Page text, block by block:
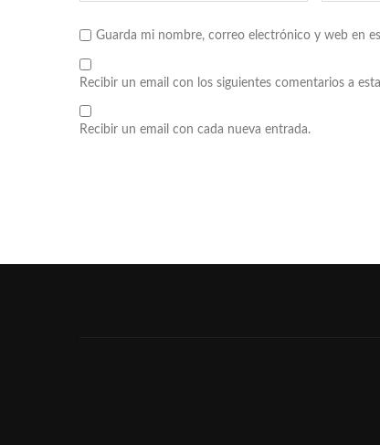
Guarda mi nombre, correo electrónico y web en
Recibir un email con los siguientes comentarios a
Recibir un email con cada nueva entrada.